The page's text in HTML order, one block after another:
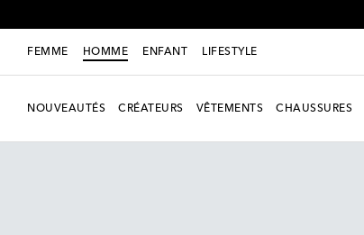
FEMME HOMME ENFANT LIFESTYLE
NOUVEAUTÉS CRÉATEURS VÊTEMENTS CHAUSSURES